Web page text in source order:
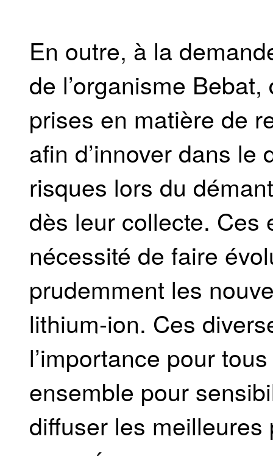
En outre, à la
de l’organisme
prises en matière de
afin d’innover dans
risques lors du
dès leur collecte. Ces
nécessité de faire
prudemment les
lithium-ion. Ces
l’importance pour
ensemble pour
diffuser les